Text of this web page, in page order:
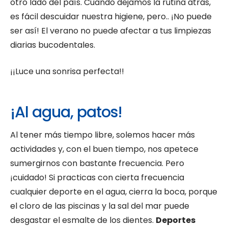
es fácil descuidar nuestra higiene, pero.. ¡No puede
ser así! El verano no puede afectar a tus limpiezas
diarias bucodentales.
¡¡Luce una sonrisa perfecta!!
¡Al agua, patos!
Al tener más tiempo libre, solemos hacer más
actividades y, con el buen tiempo, nos apetece
sumergirnos con bastante frecuencia. Pero
¡cuidado! Si practicas con cierta frecuencia
cualquier deporte en el agua, cierra la boca, porque
el cloro de las piscinas y la sal del mar puede
desgastar el esmalte de los dientes. Deportes